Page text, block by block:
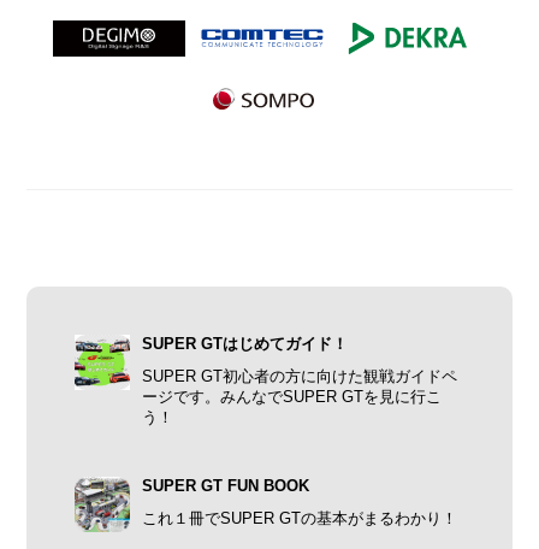
SUPER GTはじめてガイド！
SUPER GT初心者の方に向けた観戦ガイドペ
ージです。みんなでSUPER GTを見に行こ
う！
SUPER GT FUN BOOK
これ１冊でSUPER GTの基本がまるわかり！